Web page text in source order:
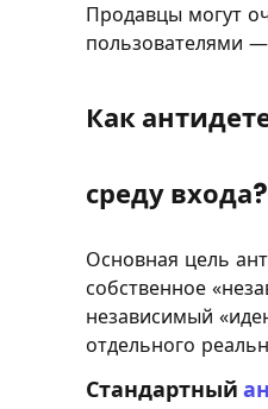
Продавцы могут
пользователями
Как
среду входа?
Основная цель
собственное
независимый
отдельного
Стандартный